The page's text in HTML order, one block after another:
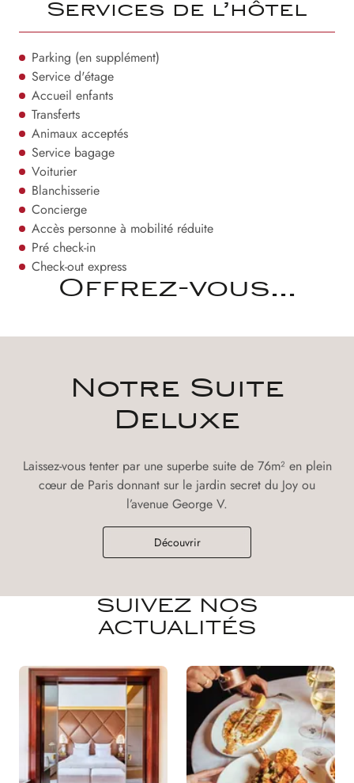
Services de l’hôtel
Parking (en supplément)
Service d'étage
Accueil enfants
Transferts
Animaux acceptés
Service bagage
Voiturier
Blanchisserie
Concierge
Accès personne à mobilité réduite
Pré check-in
Check-out express
Offrez-vous...
Notre Suite
Deluxe
Laissez-vous tenter par une superbe suite de 76m² en plein
cœur de Paris donnant sur le jardin secret du Joy ou
l’avenue George V.
Découvrir
SUIVEZ NOS
ACTUALITÉS